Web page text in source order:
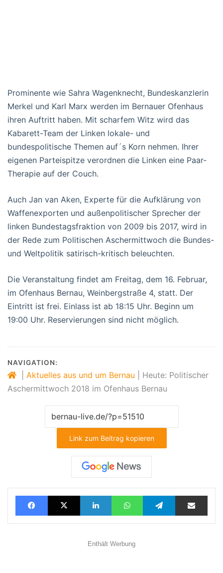
Prominente wie Sahra Wagenknecht, Bundeskanzlerin
Merkel und Karl Marx werden im Bernauer Ofenhaus
ihren Auftritt haben. Mit scharfem Witz wird das
Kabarett-Team der Linken lokale- und
bundespolitische Themen auf´s Korn nehmen. Ihrer
eigenen Parteispitze verordnen die Linken eine Paar-
Therapie auf der Couch.
Auch Jan van Aken, Experte für die Aufklärung von
Waffenexporten und außenpolitischer Sprecher der
linken Bundestagsfraktion von 2009 bis 2017, wird in
der Rede zum Politischen Aschermittwoch die Bundes-
und Weltpolitik satirisch-kritisch beleuchten.
Die Veranstaltung findet am Freitag, dem 16. Februar,
im Ofenhaus Bernau, Weinbergstraße 4, statt. Der
Eintritt ist frei. Einlass ist ab 18:15 Uhr. Beginn um
19:00 Uhr. Reservierungen sind nicht möglich.
NAVIGATION:
Aktuelles aus und um Bernau
Heute: Politischer
Aschermittwoch 2018 im Ofenhaus Bernau
Link zum Beitrag kopieren
FacebookX LinkedInWhatsAppTelegramTeilen via E-Mail
Enthält Werbung